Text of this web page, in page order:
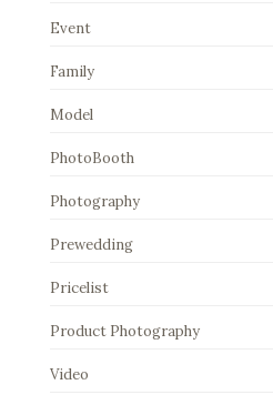
Event
Family
Model
PhotoBooth
Photography
Prewedding
Pricelist
Product Photography
Video